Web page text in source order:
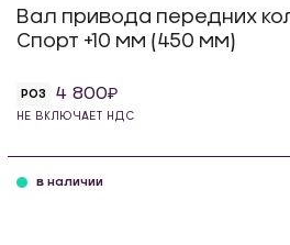
Вал привода передних
Спорт +10 мм (450 мм)
РОЗ 4 800
НЕ ВКЛЮЧАЕТ НДС
в наличии